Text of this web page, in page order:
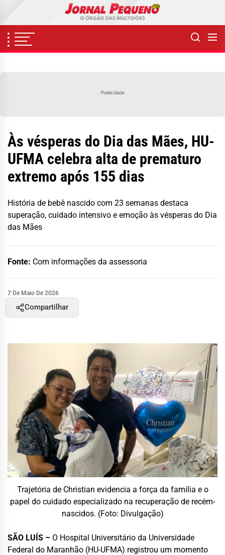
content
Publicidade
Às vésperas do Dia das Mães, HU-
UFMA celebra alta de prematuro
extremo após 155 dias
História de bebê nascido com 23 semanas destaca
superação, cuidado intensivo e emoção às vésperas do Dia
das Mães
Fonte: Com informações da assessoria
7 De Maio De 2026
Compartilhar
Trajetória de Christian evidencia a força da família e o
papel do cuidado especializado na recuperação de recém-
nascidos. (Foto: Divulgação)
SÃO LUÍS – O Hospital Universitário da Universidade
Federal do Maranhão (HU-UFMA) registrou um momento